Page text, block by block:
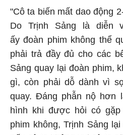
"Cô ta biến mất dao động
Do Trịnh Sảng là diễn
ấy đoàn phim không thể
phải trả đầy đủ cho các
Sảng quay lại đoàn phim,
gì, còn phải dỗ dành vì
quay. Đáng phẫn nộ hơn
hình khi được hỏi có
phim không, Trịnh Sảng